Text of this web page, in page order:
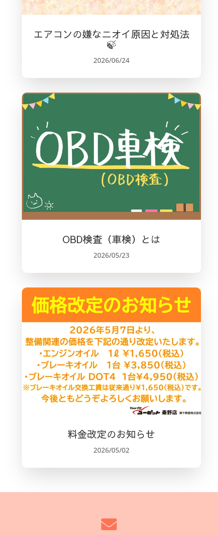
エアコンの嫌なニオイ原因と対処法
🍃
2026/06/24
OBD検査（車検）とは
2026/05/23
料金改定のお知らせ
2026/05/02
